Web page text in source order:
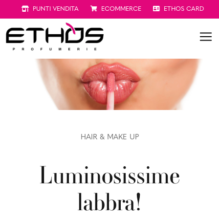
PUNTI VENDITA ECOMMERCE ETHOS CARD
HAIR & MAKE UP
Luminosissime
labbra!